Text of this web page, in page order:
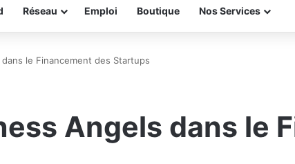
Réseau Emploi Boutique Nos Services
le Financement des Startups
Angels dans le